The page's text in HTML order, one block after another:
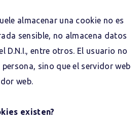
almacenar una cookie no es
sensible, no almacena datos
D.N.I., entre otros. El usuario no
sino que el servidor web
web.
existen?